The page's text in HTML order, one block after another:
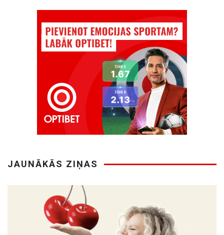
JAUNĀKĀS ZIŅAS